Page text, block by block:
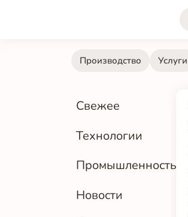
Производство Услуги
Свежее
Технологии
Промышленность
Новости